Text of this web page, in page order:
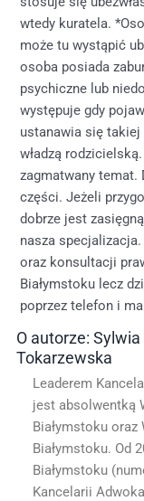
wtedy kuratela.
może tu wystąpić
osoba posiada
psychiczne lub
występuje gdy
ustanawia się
władzą
zagmatwany temat.
części. Jeżeli
dobrze jest
nasza
oraz konsultacji
Białymstoku lecz
poprzez telefon i
O autorze: Sylwia
Tokarzewska
Leaderem
jest absolwentką
Białymstoku
Białymstoku. Od
Białymstoku
Kancelarii